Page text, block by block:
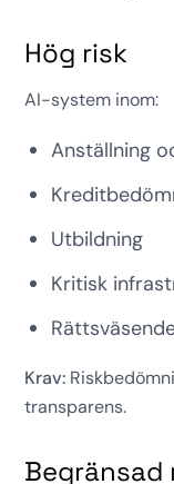
Hög risk
AI-system inom:
Anställning
Utbildning
Kritisk
Krav:
transparens.
Begränsad